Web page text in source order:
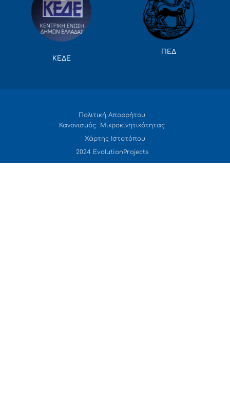
ΚΕΔΕ
ΠΕΔ
Πολιτική Απορρήτου
Κανονισμός Μικροκινητικότητας
Χάρτης Ιστοτόπου
2024 EvolutionProjects